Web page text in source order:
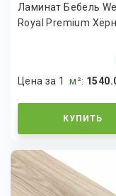
Ламинат Бебель
Royal Premium
Цена за 1м²:
КУПИТЬ